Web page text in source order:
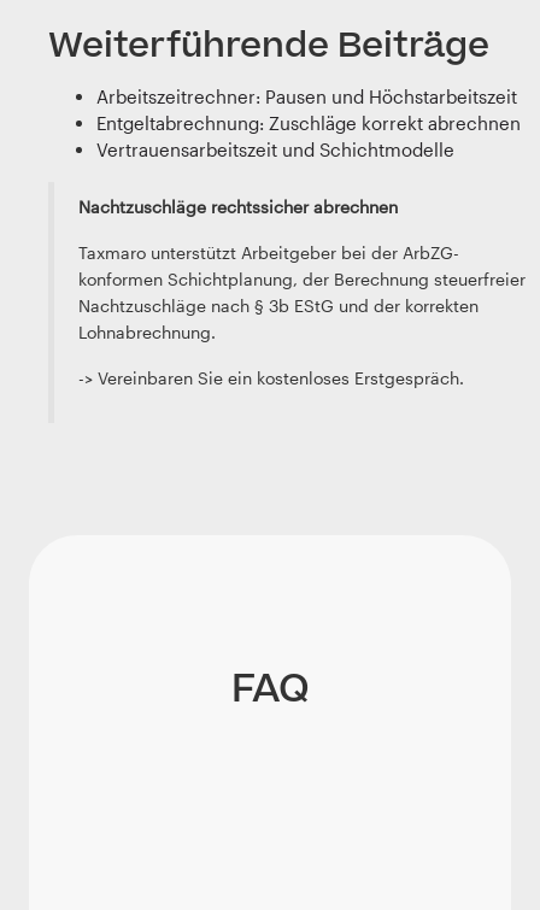
Weiterführende Beiträge
Arbeitszeitrechner: Pausen und Höchstarbeitszeit
Entgeltabrechnung: Zuschläge korrekt abrechnen
Vertrauensarbeitszeit und Schichtmodelle
Nachtzuschläge rechtssicher abrechnen
Taxmaro unterstützt Arbeitgeber bei der ArbZG-
konformen Schichtplanung, der Berechnung steuerfreier
Nachtzuschläge nach § 3b EStG und der korrekten
Lohnabrechnung.
-> Vereinbaren Sie ein kostenloses Erstgespräch.
FAQ